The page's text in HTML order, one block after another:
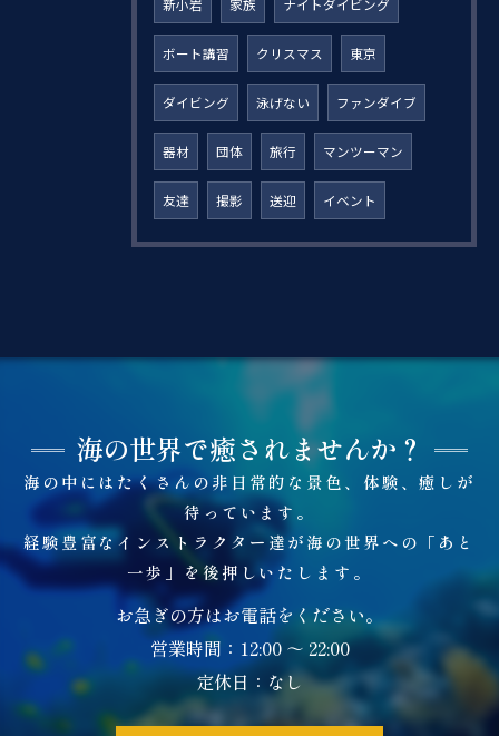
新小岩 家族 ナイトダイビング
ボート講習 クリスマス 東京
ダイビング 泳げない ファンダイブ
器材 団体 旅行 マンツーマン
友達 撮影 送迎 イベント
海の中にはたくさんの非日常的な景色、体験、癒しが
待っています。
経験豊富なインストラクター達が海の世界への「あと
一歩」を後押しいたします。
海の世界で癒されませんか？
お急ぎの方はお電話をください。
営業時間：12:00 ～ 22:00
定休日：なし